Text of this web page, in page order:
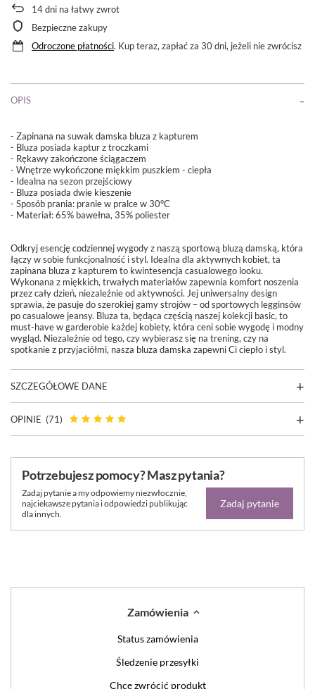
14dni na łatwy zwrot
Bezpieczne zakupy
Odroczone płatności. Kup teraz, zapłać za 30 dni, jeżeli nie zwrócisz
OPIS
- Zapinana na suwak damska bluza z kapturem
- Bluza posiada kaptur z troczkami
- Rękawy zakończone ściągaczem
- Wnętrze wykończone miękkim puszkiem - ciepła
- Idealna na sezon przejściowy
- Bluza posiada dwie kieszenie
- Sposób prania: pranie w pralce w 30°C
- Materiał: 65% bawełna, 35% poliester
Odkryj esencję codziennej wygody z naszą sportową bluzą damską, która
łączy w sobie funkcjonalność i styl. Idealna dla aktywnych kobiet, ta
zapinana bluza z kapturem to kwintesencja casualowego looku.
Wykonana z miękkich, trwałych materiałów zapewnia komfort noszenia
przez cały dzień, niezależnie od aktywności. Jej uniwersalny design
sprawia, że pasuje do szerokiej gamy strojów – od sportowych legginsów
po casualowe jeansy. Bluza ta, będąca częścią naszej kolekcji basic, to
must-have w garderobie każdej kobiety, która ceni sobie wygodę i modny
wygląd. Niezależnie od tego, czy wybierasz się na trening, czy na
spotkanie z przyjaciółmi, nasza bluza damska zapewni Ci ciepło i styl.
SZCZEGÓŁOWE DANE
OPINIE (71)
Potrzebujesz pomocy? Masz pytania?
Zadaj pytanie a my odpowiemy niezwłocznie,
najciekawsze pytania i odpowiedzi publikując
dla innych.
Zadaj pytanie
Zamówienia
Status zamówienia
Śledzenie przesyłki
Chcę zwrócić produkt